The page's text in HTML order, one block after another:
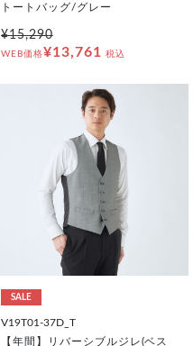
トートバッグ/グレー
¥15,290
WEB価格¥13,761 税込
SALE
V19T01-37D_T
【年間】リバーシブルジレ(ベス